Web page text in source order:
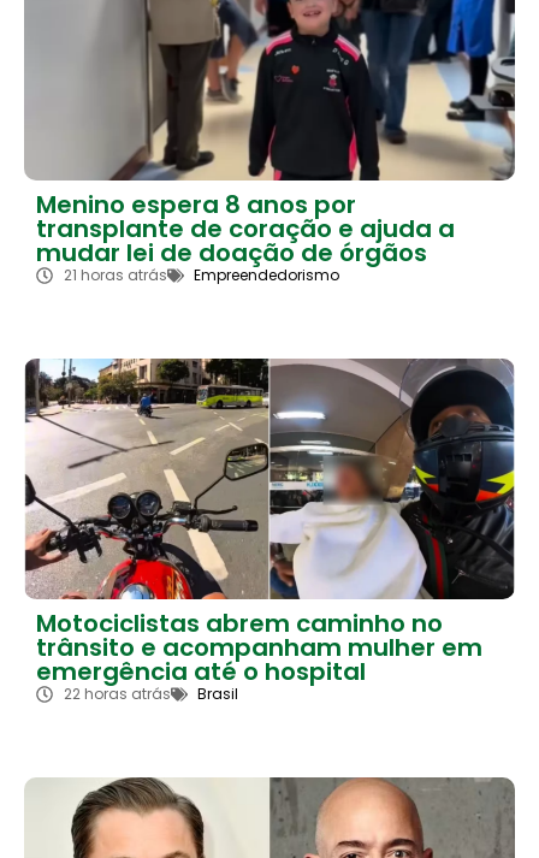
Menino espera 8 anos por
transplante de coração e ajuda a
mudar lei de doação de órgãos
21 horas atrás Empreendedorismo
Motociclistas abrem caminho no
trânsito e acompanham mulher em
emergência até o hospital
22 horas atrás Brasil